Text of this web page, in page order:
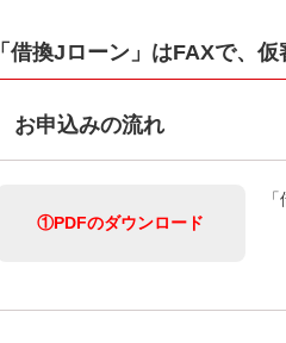
「借換Jローン」はFAXで、
お申込みの流れ
①PDFのダウンロード